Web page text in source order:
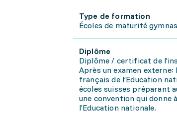
Type de formation
Écoles de maturité
Diplôme
Diplôme / certificat de
Après un examen
français de l’Education
écoles suisses préparant
une convention qui donne
l’Education nationale.